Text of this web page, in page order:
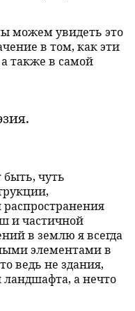
можем увидеть это
в том, как эти
также в самой
чуть
и частичной
в землю я всегда
элементами в
ведь не здания,
ландшафта, а нечто